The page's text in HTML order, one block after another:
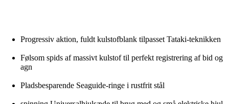
Progressiv aktion, fuldt kulstofblank tilpasset Tataki-teknikken
Følsom spids af massivt kulstof til perfekt registrering af bid og
agn
Pladsbesparende Seaguide-ringe i rustfrit stål